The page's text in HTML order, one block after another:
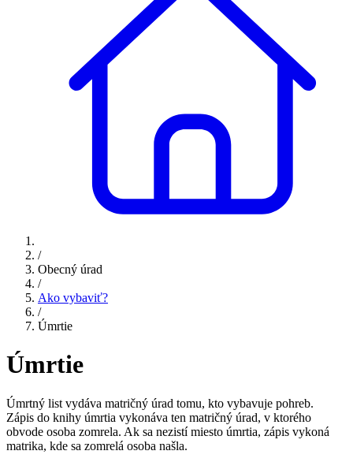
/
Obecný úrad
/
Ako vybaviť?
/
Úmrtie
Úmrtie
Úmrtný list vydáva matričný úrad tomu, kto vybavuje pohreb.
Zápis do knihy úmrtia vykonáva ten matričný úrad, v ktorého
obvode osoba zomrela. Ak sa nezistí miesto úmrtia, zápis vykoná
matrika, kde sa zomrelá osoba našla.